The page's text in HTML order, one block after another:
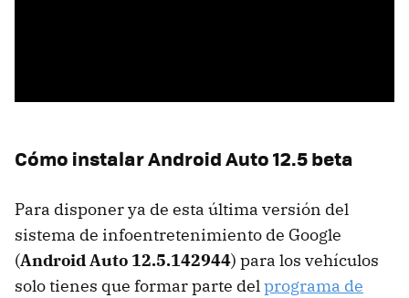
Cómo instalar Android Auto 12.5 beta
Para disponer ya de esta última versión del
sistema de infoentretenimiento de Google
(Android Auto 12.5.142944) para los vehículos
solo tienes que formar parte delprograma de